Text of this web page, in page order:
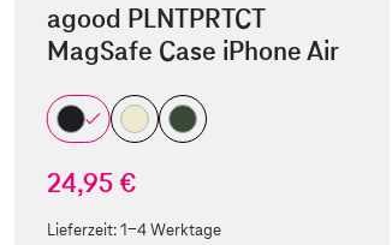
agood PLNTPRTCT
MagSafe Case iPhone Air
24,95 €
Lieferzeit:1-4 Werktage